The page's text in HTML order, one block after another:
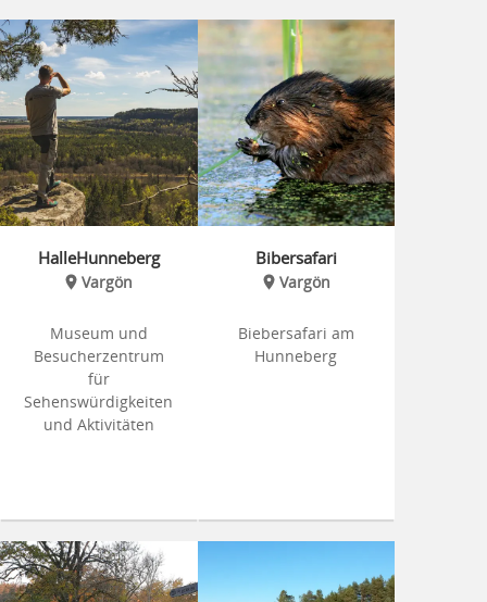
HalleHunneberg
Vargön
Museum und
Besucherzentrum
für
Sehenswürdigkeiten
und Aktivitäten
Bibersafari
Vargön
Biebersafari am
Hunneberg